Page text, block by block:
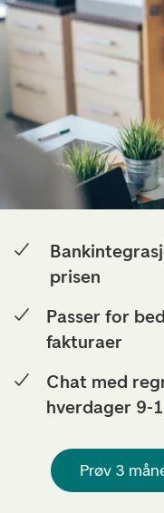
prisen
Passer for
fakturaer
Chat med
hverdager 9-
Prøv 3